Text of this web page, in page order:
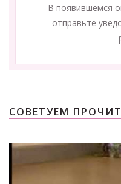
В появившемся
отправьте
СОВЕТУЕМ